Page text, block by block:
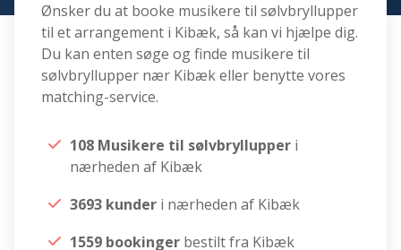
Ønsker du at booke musikere til sølvbryllupper
til et arrangement i Kibæk, så kan vi hjælpe dig.
Du kan enten søge og finde musikere til
sølvbryllupper nær Kibæk eller benytte vores
matching-service.
108 Musikere til sølvbryllupper i
nærheden af Kibæk
3693 kunder i nærheden af Kibæk
1559 bookinger bestilt fra Kibæk